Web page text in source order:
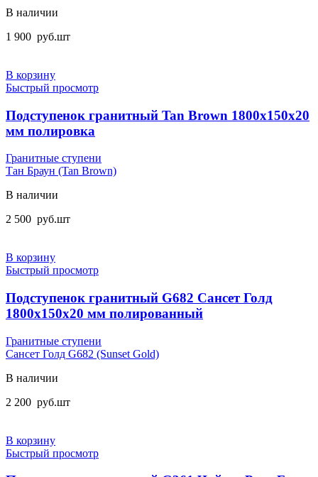
В наличии
1 900 руб.шт
В корзину
Быстрый просмотр
Подступенок гранитный Tan Brown 1800x150x20
мм полировка
Гранитные ступени
Тан Браун (Tan Brown)
В наличии
2 500 руб.шт
В корзину
Быстрый просмотр
Подступенок гранитный G682 Сансет Голд
1800x150x20 мм полированный
Гранитные ступени
Сансет Голд G682 (Sunset Gold)
В наличии
2 200 руб.шт
В корзину
Быстрый просмотр